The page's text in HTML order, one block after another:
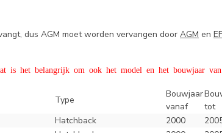
dus AGM moet worden vervangen door AGM en
is het belangrijk om ook het model en het bouwjaar
Type
Bouwjaar
vanaf
tot
Hatchback 2000